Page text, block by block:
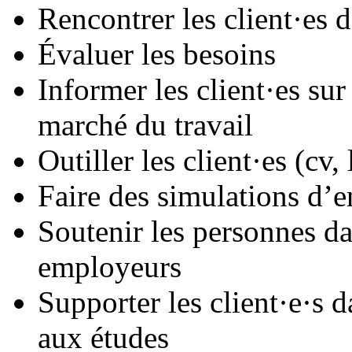
Rencontrer les client·es
Évaluer les besoins
Informer les client·es
marché du travail
Outiller les client·es
Faire des simulations
Soutenir les personnes
employeurs
Supporter les client·e·s
aux études